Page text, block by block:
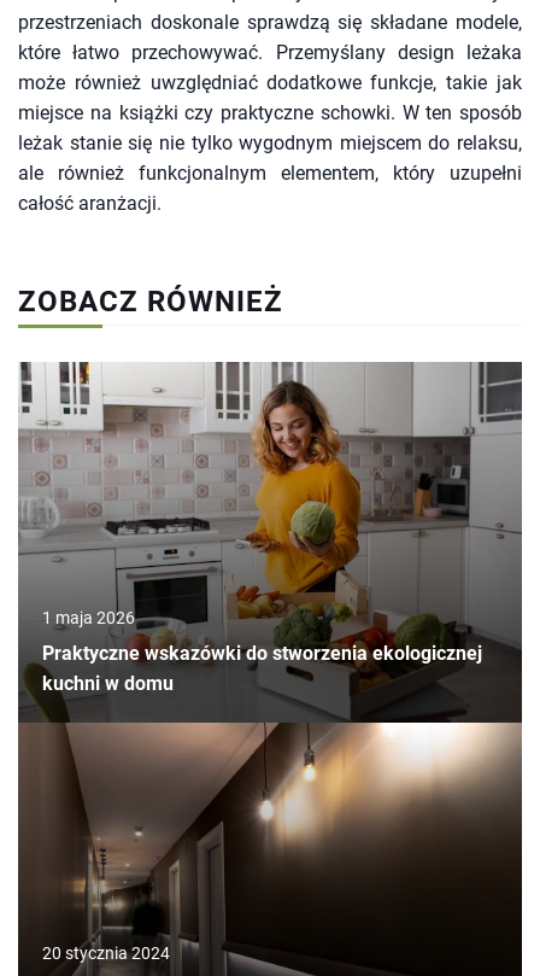
przestrzeniach doskonale sprawdzą się składane modele,
które łatwo przechowywać. Przemyślany design leżaka
może również uwzględniać dodatkowe funkcje, takie jak
miejsce na książki czy praktyczne schowki. W ten sposób
leżak stanie się nie tylko wygodnym miejscem do relaksu,
ale również funkcjonalnym elementem, który uzupełni
całość aranżacji.
ZOBACZ RÓWNIEŻ
1 maja 2026
Praktyczne wskazówki do stworzenia ekologicznej
kuchni w domu
20 stycznia 2024